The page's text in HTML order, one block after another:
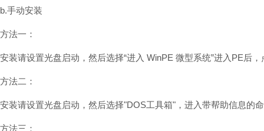
b.手动安装
方法一：
安装请设置光盘启动，然后选择“进入 WinPE 微型系统”进入PE后，
方法二：
安装请设置光盘启动，然后选择"DOS工具箱"，进入带帮助信息的
方法三：